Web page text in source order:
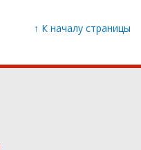
↑ К началу страницы